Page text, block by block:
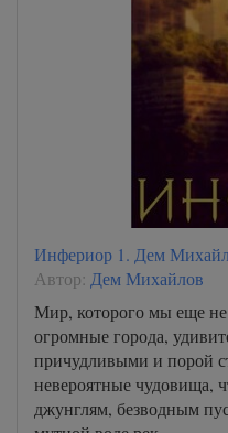
Инфериор 1. Дем
Автор: Дем Михайлов
Мир, которого мы еще
огромные города,
причудливыми и порой
невероятные чудовища,
джунглям, безводным